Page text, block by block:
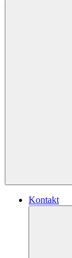
Kontakt